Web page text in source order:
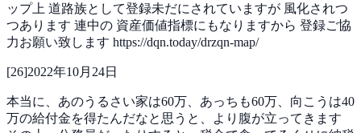
ップ上 道路族として登録未だにされていますが 風化されつ
つあります 連中の 資産価値指標にもなりますから 登録ご協
力お願い致します https://dqn.today/drzqn-map/
[26]2022年10月24日
本当に、あのうるさい家は60万、あっちも60万、向こうは40
万の給付金を得たんだなと思うと、より腹が立ってきます